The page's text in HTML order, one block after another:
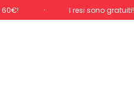
60€! I resi sono gratuiti!
Totale